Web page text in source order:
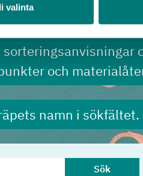
valinta
och
namn i sökfältet.
Sök